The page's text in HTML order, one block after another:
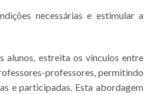
necessárias e estimular a
alunos, estreita os vínculos entre
professores, permitindo
e participadas. Esta abordagem